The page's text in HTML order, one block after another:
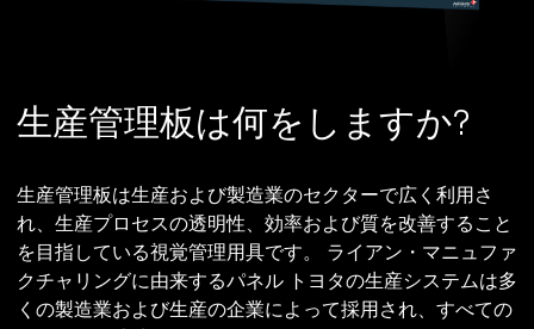
生産管理板は何をしますか?
生産管理板は生産および製造業のセクターで広く利用さ
れ、生産プロセスの透明性、効率および質を改善すること
を目指している視覚管理用具です。 ライアン・マニュファ
クチャリングに由来するパネル トヨタの生産システムは多
くの製造業および生産の企業によって採用され、すべての